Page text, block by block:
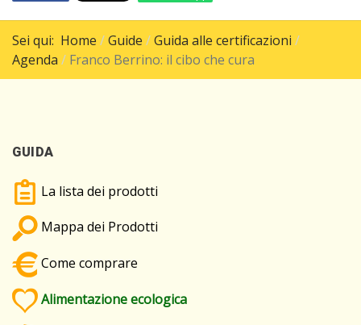
Sei qui: Home Guide
Guida alle certificazioni
Agenda
Franco Berrino: il cibo che cura
GUIDA
La lista dei prodotti
Mappa dei Prodotti
Come comprare
Alimentazione ecologica